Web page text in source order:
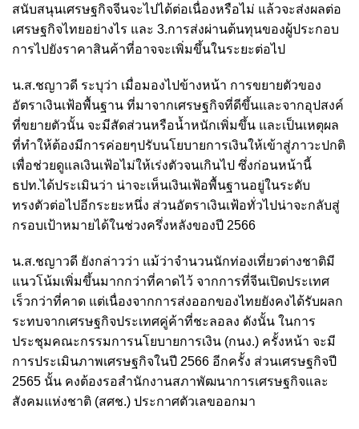
สนับสนุนเศรษฐกิจจีนจะไปได้ต่อเนื่องหรือไม่ แล้วจะส่งผลต่อ
เศรษฐกิจไทยอย่างไร และ 3.การส่งผ่านต้นทุนของผู้ประกอบ
การไปยังราคาสินค้าที่อาจจะเพิ่มขึ้นในระยะต่อไป
น.ส.ชญาวดี ระบุว่า เมื่อมองไปข้างหน้า การขยายตัวของ
อัตราเงินเฟ้อพื้นฐาน ที่มาจากเศรษฐกิจที่ดีขึ้นและจากอุปสงค์
ที่ขยายตัวนั้น จะมีสัดส่วนหรือน้ำหนักเพิ่มขึ้น และเป็นเหตุผล
ที่ทำให้ต้องมีการค่อยๆปรับนโยบายการเงินให้เข้าสู่ภาวะปกติ
เพื่อช่วยดูแลเงินเฟ้อไม่ให้เร่งตัวจนเกินไป ซึ่งก่อนหน้านี้
ธปท.ได้ประเมินว่า น่าจะเห็นเงินเฟ้อพื้นฐานอยู่ในระดับ
ทรงตัวต่อไปอีกระยะหนึ่ง ส่วนอัตราเงินเฟ้อทั่วไปน่าจะกลับสู่
กรอบเป้าหมายได้ในช่วงครึ่งหลังของปี 2566
น.ส.ชญาวดี ยังกล่าวว่า แม้ว่าจำนวนนักท่องเที่ยวต่างชาติมี
แนวโน้มเพิ่มขึ้นมากกว่าที่คาดไว้ จากการที่จีนเปิดประเทศ
เร็วกว่าที่คาด แต่เนื่องจากการส่งออกของไทยยังคงได้รับผลก
ระทบจากเศรษฐกิจประเทศคู่ค้าที่ชะลอลง ดังนั้น ในการ
ประชุมคณะกรรมการนโยบายการเงิน (กนง.) ครั้งหน้า จะมี
การประเมินภาพเศรษฐกิจในปี 2566 อีกครั้ง ส่วนเศรษฐกิจปี
2565 นั้น คงต้องรอสำนักงานสภาพัฒนาการเศรษฐกิจและ
สังคมแห่งชาติ (สศช.) ประกาศตัวเลขออกมา